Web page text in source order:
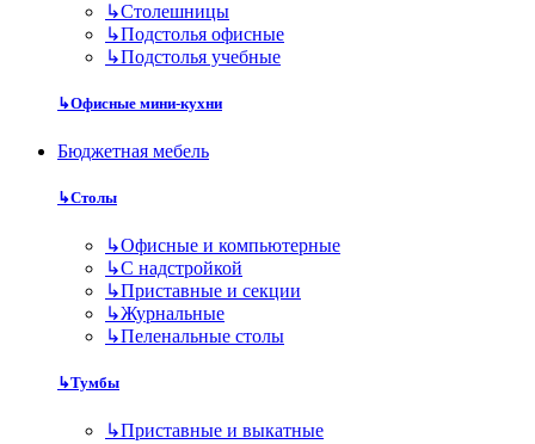
↳Столешницы
↳Подстолья офисные
↳Подстолья учебные
↳Офисные мини-кухни
Бюджетная мебель
↳Столы
↳Офисные и компьютерные
↳С надстройкой
↳Приставные и секции
↳Журнальные
↳Пеленальные столы
↳Тумбы
↳Приставные и выкатные